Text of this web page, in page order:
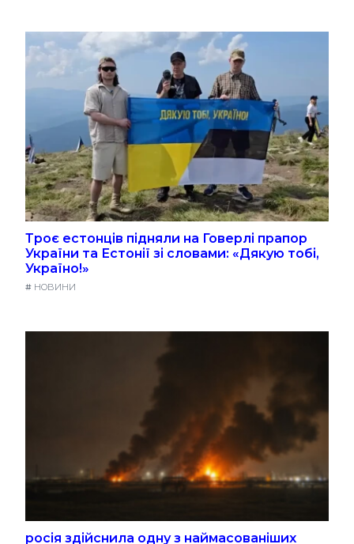
Троє естонців підняли на Говерлі прапор
України та Естонії зі словами: «Дякую тобі,
Україно!»
# НОВИНИ
росія здійснила одну з наймасованіших